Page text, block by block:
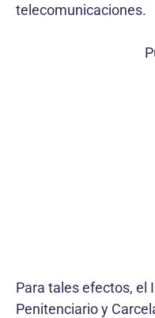
telecomunicaciones.
Para tales efectos, el
Penitenciario y